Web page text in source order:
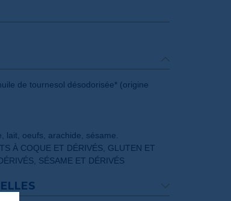
de tournesol désodorisée* (origine
lait, oeufs, arachide, sésame.
À COQUE ET DÉRIVÉS, GLUTEN ET
SÉSAME ET DÉRIVÉS